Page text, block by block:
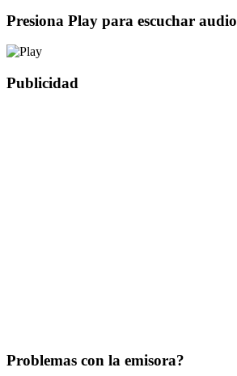
Presiona Play para escuchar audio
Publicidad
Problemas con la emisora?